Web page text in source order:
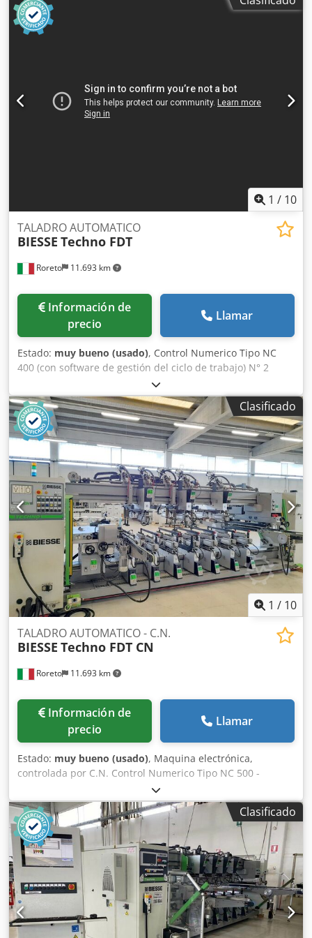
cabezal de taladro horizontal Anchura maxima de trabajo
(mm) 3200 Anchura minima de trabajo (mm) 205 (ca.) N° 6
Grupos/Soportes verticales inferiores N° 2 Cabezales de
N° 5 Prensores verticales superior Cinta motorizada para
la evacuación de los escombros/virutas Visualisación
digitale del valor (ejes) Potencia total instalada (Kw) 59,1 El
1 / 10
Roreto 11.693 km
TALADRO AUTOMATICO
BIESSE Techno FDT
Información de
precio
Llamar
Estado: muy bueno (usado), Control Numerico Tipo NC
400 (con software de gestión del ciclo de trabajo) N° 2
Cintas transportadoras motorizadas Anchura maxima de
trabajo (mm) 3200 - Anchura minima de trabajo (mm) 205
(ca.) N° 2 Grupos/Soportes horizontales N° 2 Cabezales de
taladro para cada soporte horizontal N° 11 Brocas para
cada cabezal de taladro horizontal N° 4 Grupos/Soportes
verticales inferiores N° 2 Cabezales de taladro para cada
soporte vertical inferior N° 2 Grupos/Soportes verticales
superiores N° 2 Cabezales de taladro para cada soporte
vertical superior N° 2 Prensores verticales superior N° 2
Tornillos motorizados para evacuar los escombros/virutas
Visualisación digitale del valor (ejes) Potencia total
instalada (Kw) 25 El CNC controla el desplazamiento (eje X)
del soporte horizontal móvil Crsdpfx Aei D D Tfsgtef El CNC
controla el desplazamiento (eje Y) de las paradas/topes
OPCIÓN: Cargador frontal (para piezas estrechas: mín. 60
mm - máx. 260 mm)
Clasificado
1 / 10
Roreto 11.693 km
TALADRO AUTOMATICO - C.N.
BIESSE Techno FDT CN
Información de
precio
Llamar
Estado: muy bueno (usado), Maquina electrónica,
controlada por C.N. Control Numerico Tipo NC 500 -
Software Tooling System N. 2 Cintas transportadoras
motorizadas - Velocidad de avance (m/min) 35 - 75 ca. N. 2
Grupos/Soportes horizontales Cabezales de taladro para
cada soporte horizontal (N°) 2 x HP 1,8 Anchura maxima de
trabajo (mm) 3200 - Anchura minima de trabajo (mm) 215
N. 7 Grupos/Soportes verticales inferiores Cabezales de
taladro para cada soporte vertical inferior (N°) 2 x HP 1,8 N.
3 Grupos/Soportes verticales superiores Cabezales de
taladro para cada soporte vertical superior (N°) 2 x HP 1,8
N. 5 Prensores verticales superior - N. 2 Tornillos
motorizados para evacuar los escombros/virutas El CNC
Clasificado